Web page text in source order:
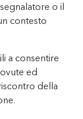
o il
contesto
a consentire
ed
della